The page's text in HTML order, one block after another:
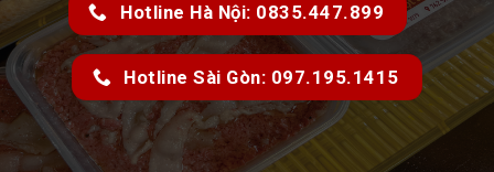
Hotline Hà Nội: 0835.447.899
Hotline Sài Gòn: 097.195.1415